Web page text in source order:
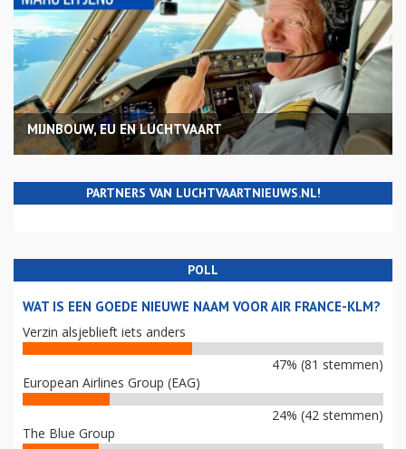
MIJNBOUW, EU EN LUCHTVAART
PARTNERS VAN LUCHTVAARTNIEUWS.NL!
POLL
WAT IS EEN GOEDE NIEUWE NAAM VOOR AIR FRANCE-KLM?
Verzin alsjeblieft iets anders
47% (81 stemmen)
European Airlines Group (EAG)
24% (42 stemmen)
The Blue Group